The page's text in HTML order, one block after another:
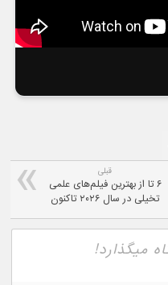
قبلی
۶ تا از بهترین فیلم‌های علمی
تخیلی در سال ۲۰۲۶ تاکنون